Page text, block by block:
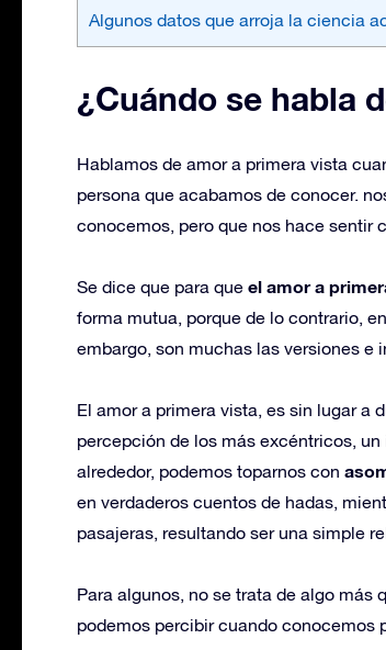
Algunos datos que arroja la ciencia
¿Cuándo se habla
Hablamos de amor a primera vista
persona que acabamos de conocer.
conocemos, pero que nos hace sentir
Se dice que para que el amor a
forma mutua, porque de lo contrario,
embargo, son muchas las versiones e
El amor a primera vista, es sin lugar a
percepción de los más excéntricos,
alrededor, podemos toparnos con
en verdaderos cuentos de hadas,
pasajeras, resultando ser una simple
Para algunos, no se trata de algo
podemos percibir cuando conocemos